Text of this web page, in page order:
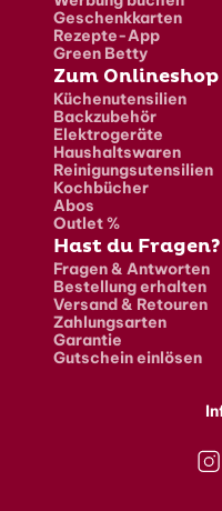
Geschenkkarten
Rezepte-App
Green Betty
Zum Onlineshop
Küchenutensilien
Backzubehör
Elektrogeräte
Haushaltswaren
Reinigungsutensilien
Kochbücher
Abos
Outlet %
Hast du Fragen?
Fragen & Antworten
Bestellung erhalten
Versand & Retouren
Zahlungsarten
Garantie
Gutschein einlösen